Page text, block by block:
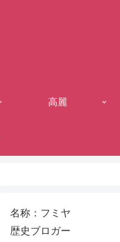
高麗
名称：フミヤ
歴史ブロガー